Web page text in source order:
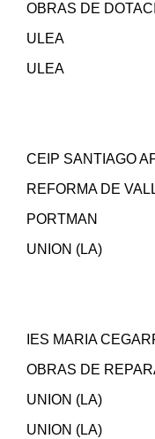
OBRAS DE
ULEA
ULEA
CEIP SANTIAGO
REFORMA DE
PORTMAN
UNION (LA)
IES MARIA
OBRAS DE
UNION (LA)
UNION (LA)